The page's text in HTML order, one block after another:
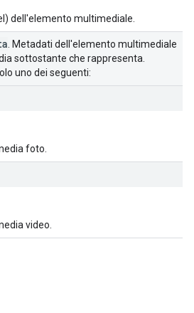
dell'elemento multimediale.
. Metadati dell'elemento multimediale
sottostante che rappresenta.
uno dei seguenti:
foto.
video.